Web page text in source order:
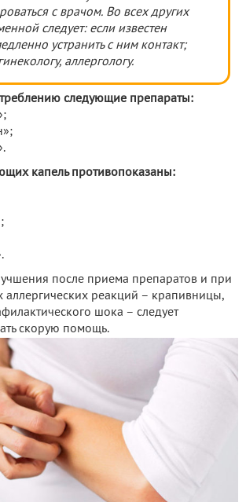
с врачом. Во всех других
следует: если известен
устранить с ним контакт;
аллергологу.
следующие препараты:
капель противопоказаны:
после приема препаратов и при
аллергических реакций – крапивницы,
шока – следует
скорую помощь.